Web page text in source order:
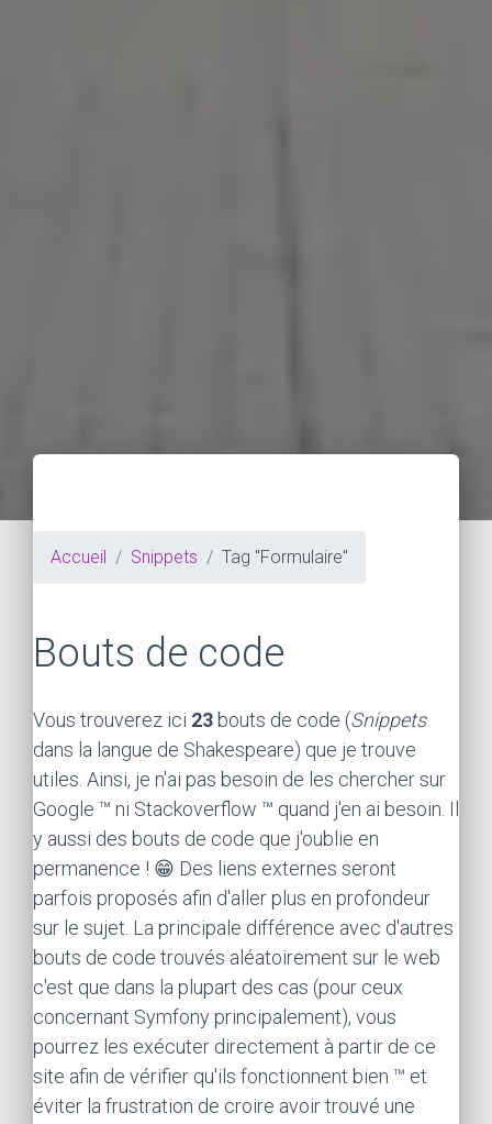
Accueil Snippets Tag "Formulaire"
Bouts de code
Vous trouverez ici 23 bouts de code (Snippets
dans la langue de Shakespeare) que je trouve
utiles. Ainsi, je n'ai pas besoin de les chercher sur
Google ™ ni Stackoverflow ™ quand j'en ai besoin. Il
y aussi des bouts de code que j'oublie en
permanence ! 😁 Des liens externes seront
parfois proposés afin d'aller plus en profondeur
sur le sujet. La principale différence avec d'autres
bouts de code trouvés aléatoirement sur le web
c'est que dans la plupart des cas (pour ceux
concernant Symfony principalement), vous
pourrez les exécuter directement à partir de ce
site afin de vérifier qu'ils fonctionnent bien ™ et
éviter la frustration de croire avoir trouvé une